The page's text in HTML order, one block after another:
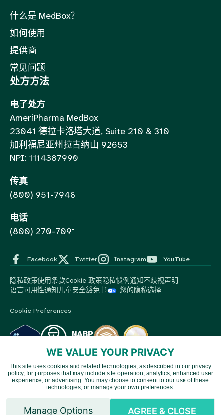
什么是 MedBox？
如何使用
提供商
常见问题
处方方法
电子处方
AmeriPharma MedBox
23041 德拉卡洛塔大道, Suite 210 & 310
加利福尼亚州拉古纳山 92653
NPI: 1114387990
传真
(800) 951-7948
电话
(800) 270-7091
Facebook Twitter Instagram YouTube
隐私政策使用条款Cookie 政策隐私惯例通知不歧视声明
语言可用性通知 儿童安全豁免书 您的隐私选择
Cookie Preferences
© 2026 MedBox by AmeriPharma。版权所有。.MedBox是
AmeriPharma旗下公司。AmeriPharma的优质服务覆盖美国48个
WE VALUE YOUR PRIVACY
This site uses cookies and related technologies, as described in our privacy
policy, for purposes that may include site operation, analytics, enhanced user
experience, or advertising. You may choose to consent to our use of these
technologies, or manage your own preferences.
Manage Options AGREE & CLOSE
Spanish
Vietnamese